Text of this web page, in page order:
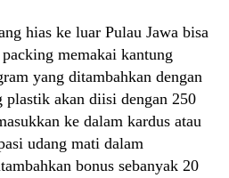
hias ke luar Pulau Jawa bisa
memakai kantung
yang ditambahkan dengan
plastik akan diisi dengan 250
ke dalam kardus atau
udang mati dalam
bonus sebanyak 20